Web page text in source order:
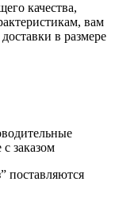
качества,
вам
в размере
заказом
поставляются